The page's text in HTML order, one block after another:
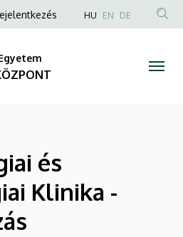
HU EN DE
és
Klinika -